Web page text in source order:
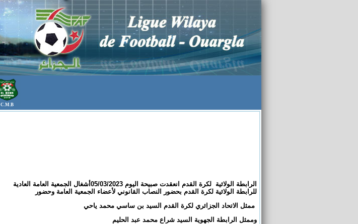
C.M.B
الرابطة الولائية لكرة القدم انعقدت صبيحة اليوم 05/03/2023أشغال الجمعية العامة العادية
للرابطة الولائية لكرة القدم بحضور النصاب القانوني لأعضاء الجمعية العامة وحضور
ممثل الاتحاد الجزائري لكرة القدم السيد بن ساسي محمد ياحي
وممثل الرابطة الجهوية السيد شراع محمد عبد الحليم